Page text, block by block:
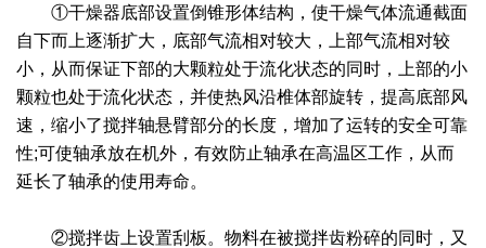
烘箱干燥系列
管束干燥系列
干燥配套装置
①干燥器底部设置倒锥形体结构，使干燥气体流通截面
自下而上逐渐扩大，底部气流相对较大，上部气流相对较
小，从而保证下部的大颗粒处于流化状态的同时，上部的小
颗粒也处于流化状态，并使热风沿椎体部旋转，提高底部风
速，缩小了搅拌轴悬臂部分的长度，增加了运转的安全可靠
性;可使轴承放在机外，有效防止轴承在高温区工作，从而
延长了轴承的使用寿命。
②搅拌齿上设置刮板。物料在被搅拌齿粉碎的同时，又